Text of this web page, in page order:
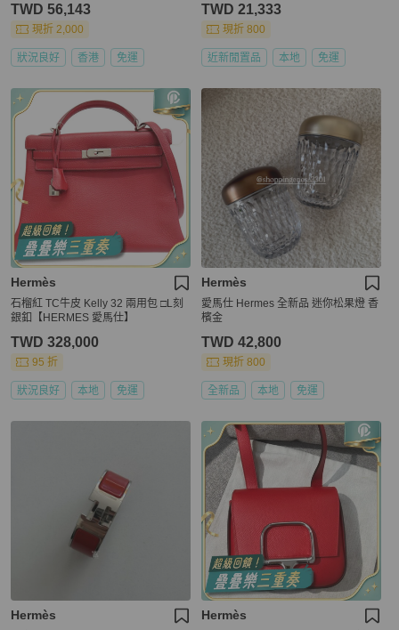
TWD 56,143
現折 2,000
狀況良好 香港 免運
TWD 21,333
現折 800
近新閒置品 本地 免運
Hermès
石榴紅 TC牛皮 Kelly 32 兩用包 □L刻
銀釦【HERMES 愛馬仕】
TWD 328,000
95 折
狀況良好 本地 免運
Hermès
愛馬仕 Hermes 全新品 迷你松果燈 香
檳金
TWD 42,800
現折 800
全新品 本地 免運
Hermès Hermès